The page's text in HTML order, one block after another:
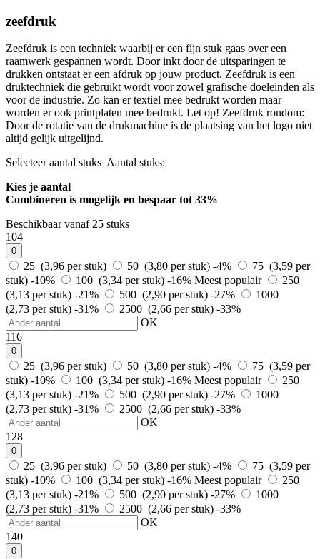
zeefdruk
Zeefdruk is een techniek waarbij er een fijn stuk gaas over een
raamwerk gespannen wordt. Door inkt door de uitsparingen te
drukken ontstaat er een afdruk op jouw product. Zeefdruk is een
druktechniek die gebruikt wordt voor zowel grafische doeleinden als
voor de industrie. Zo kan er textiel mee bedrukt worden maar
worden er ook printplaten mee bedrukt. Let op! Zeefdruk rondom:
Door de rotatie van de drukmachine is de plaatsing van het logo niet
altijd gelijk uitgelijnd.
Selecteer aantal stuks Aantal stuks:
Kies je aantal
Combineren is mogelijk en bespaar tot 33%
Beschikbaar vanaf 25 stuks
104
0
25 (3,96 per stuk) 50 (3,80 per stuk) -4%
75 (3,59 per
stuk) -10% 100 (3,34 per stuk) -16% Meest populair
250
(3,13 per stuk) -21% 500 (2,90 per stuk) -27%
1000
(2,73 per stuk) -31% 2500 (2,66 per stuk) -33%
OK
116
0
25 (3,96 per stuk) 50 (3,80 per stuk) -4%
75 (3,59 per
stuk) -10% 100 (3,34 per stuk) -16% Meest populair
250
(3,13 per stuk) -21% 500 (2,90 per stuk) -27%
1000
(2,73 per stuk) -31% 2500 (2,66 per stuk) -33%
OK
128
0
25 (3,96 per stuk) 50 (3,80 per stuk) -4%
75 (3,59 per
stuk) -10% 100 (3,34 per stuk) -16% Meest populair
250
(3,13 per stuk) -21% 500 (2,90 per stuk) -27%
1000
(2,73 per stuk) -31% 2500 (2,66 per stuk) -33%
OK
140
0